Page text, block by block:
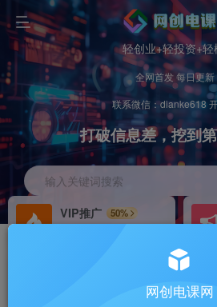
轻创业+轻投资+轻
全网首发 每日更新
联系微信：dianke618
打破信息差，挖到
输入关键词搜索
VIP推广
50%
搭建同款网站，自己当老板
网创电课网